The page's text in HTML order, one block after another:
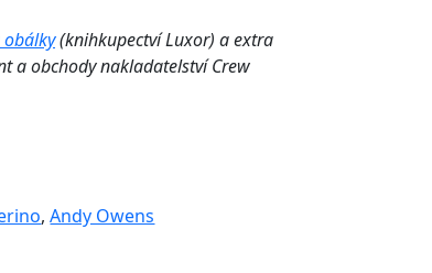
obálky(knihkupectví Luxor) a extra
a obchody nakladatelství Crew
,Andy Owens